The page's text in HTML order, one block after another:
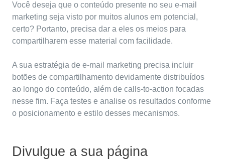
Você deseja que o conteúdo presente no seu e-mail
marketing seja visto por muitos alunos em potencial,
certo? Portanto, precisa dar a eles os meios para
compartilharem esse material com facilidade.
A sua estratégia de e-mail marketing precisa incluir
botões de compartilhamento devidamente distribuídos
ao longo do conteúdo, além de calls-to-action focadas
nesse fim. Faça testes e analise os resultados conforme
o posicionamento e estilo desses mecanismos.
Divulgue a sua página